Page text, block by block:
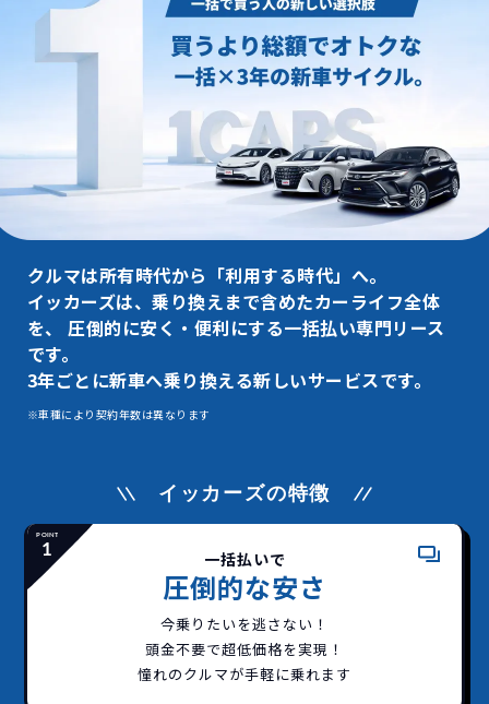
クルマは所有時代から「利用する時代」へ。
イッカーズは、乗り換えまで含めたカーライフ全体
を、
圧倒的に安く・便利にする一括払い専門リース
です。
3年ごとに新車へ乗り換える新しいサービスです。
※車種により契約年数は異なります
イッカーズの特徴
一括払いで
圧倒的な安さ
今乗りたいを逃さない！
頭金不要で超低価格を実現！
憧れのクルマが手軽に乗れます